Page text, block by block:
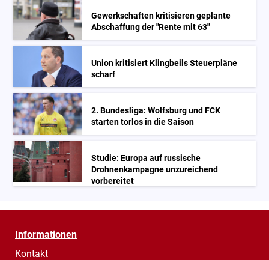
Gewerkschaften kritisieren geplante
Abschaffung der "Rente mit 63"
Union kritisiert Klingbeils Steuerpläne
scharf
2. Bundesliga: Wolfsburg und FCK
starten torlos in die Saison
Studie: Europa auf russische
Drohnenkampagne unzureichend
vorbereitet
Informationen
Kontakt